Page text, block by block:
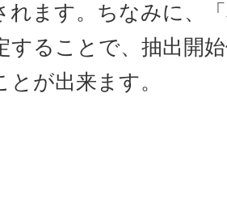
れます。ちなみに、
することで、抽出開
が出来ます。